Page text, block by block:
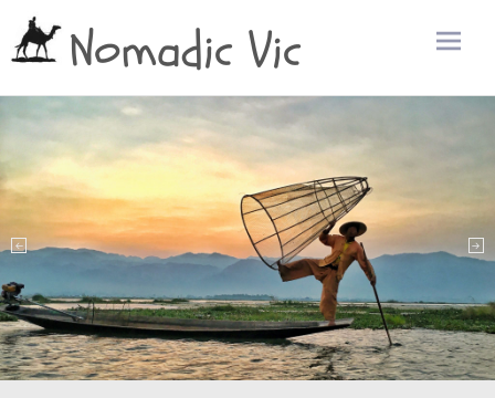
Nomadic Vic